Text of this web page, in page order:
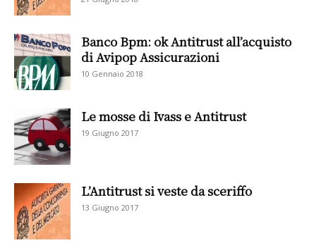
Banco Bpm: ok Antitrust all’acquisto
di Avipop Assicurazioni
10 Gennaio 2018
Le mosse di Ivass e Antitrust
19 Giugno 2017
L’Antitrust si veste da sceriffo
13 Giugno 2017